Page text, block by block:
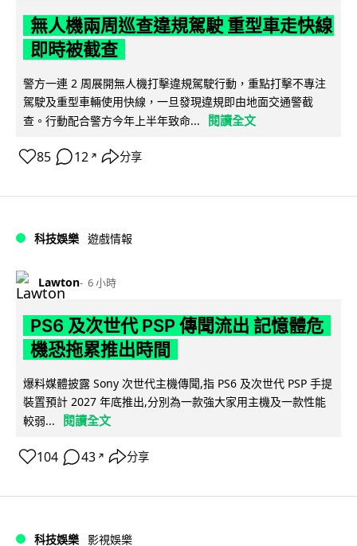
無人機兩周巡查違規駕駛 重型車走快線
即時被截查
警方一連 2 周展開無人機打擊違規駕駛行動，重點打擊不專注
駕駛及重型車輛使用快線，一旦發現違規即由地面交通警截
查。行動配合警方今年上半年致命...
閱讀全文
85 12 ↗ 分享
科技娛樂 遊戲情報
Lawton 6 小時
PS6 及次世代 PSP 傳聞流出 記憶體危
機恐拖累推出時間
爆料媒體披露 Sony 次世代主機傳聞,指 PS6 及次世代 PSP 手提
裝置預計 2027 年底推出,分別為一款強大家用主機及一款性能
較弱...
閱讀全文
104 43 ↗ 分享
科技娛樂 影視娛樂